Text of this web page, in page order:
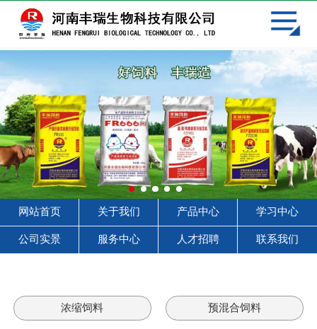
网站首页
关于我们
产品中心
学习中心
客户见证
服务中心
人才招聘
网站首页 关于我们 产品中心 学习中心
公司实景 服务中心 人才招聘 联系我们
浓缩饲料 预混合饲料